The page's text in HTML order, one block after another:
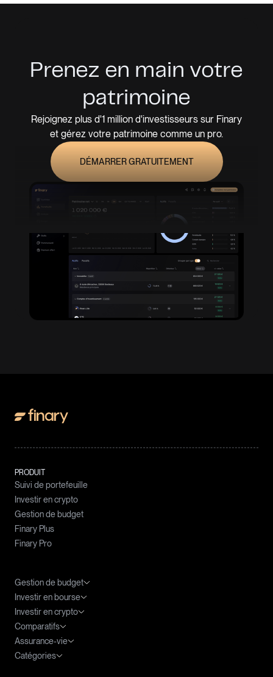
Prenez en main votre
patrimoine
Rejoignez plus d'1 million d'investisseurs sur Finary
et gérez votre patrimoine comme un pro.
DÉMARRER GRATUITEMENT
PRODUIT
Suivi de portefeuille
Investir en crypto
Gestion de budget
Finary Plus
Finary Pro
Gestion de budget
Agrégateur de compte
Tableau Excel Budget
Investir en bourse
ETF : le guide complet
ETF PEA
ETF S&P 500
Investir en crypto
Fiscalité des cryptomonnaies
DCA Crypto
Comparatifs
Application bourse
Assurance-vie
Fiscalité de l'assurance-vie
Catégories